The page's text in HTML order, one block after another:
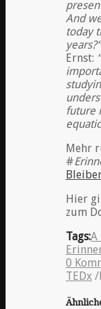
And
today
years?“
Ernst:
future
Mehr
#
Hier
zum
Tags:A
0
TEDx /